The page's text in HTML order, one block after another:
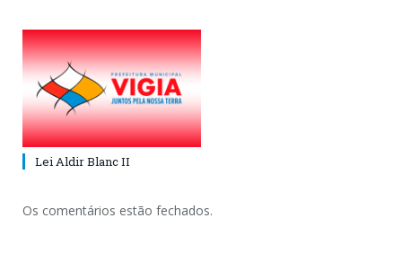
Lei Aldir Blanc II
Os comentários estão fechados.